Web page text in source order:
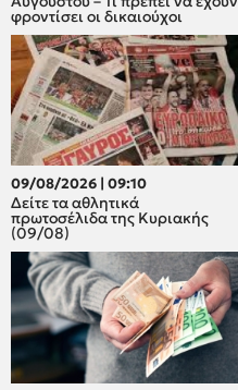
φροντίσει οι δικαιούχοι
09/08/2026 | 09:10
Δείτε τα αθλητικά
πρωτοσέλιδα της Κυριακής
(09/08)